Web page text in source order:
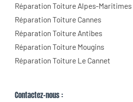
Réparation Toiture Alpes-Maritimes
Réparation Toiture Cannes
Réparation Toiture Antibes
Réparation Toiture Mougins
Réparation Toiture Le Cannet
Contactez-nous :